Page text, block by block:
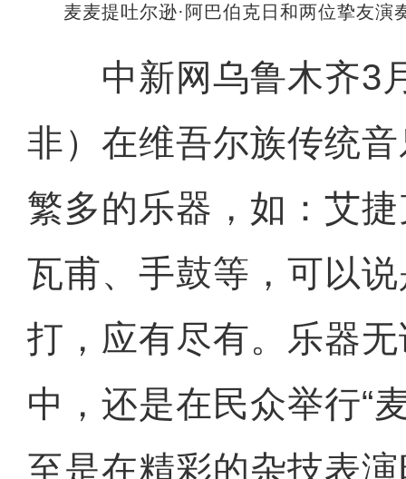
麦麦提吐尔逊·阿巴伯克日和两位挚友
中新网乌鲁木齐3
非）在维吾尔族传统
繁多的乐器，如：艾
瓦甫、手鼓等，可以
打，应有尽有。乐器
中，还是在民众举行“
至是在精彩的杂技表